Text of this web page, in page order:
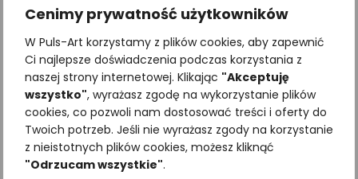
Cenimy prywatność użytkowników
W Puls-Art korzystamy z plików cookies, aby zapewnić
Ci najlepsze doświadczenia podczas korzystania z
naszej strony internetowej. Klikając "Akceptuję
wszystko", wyrażasz zgodę na wykorzystanie plików
cookies, co pozwoli nam dostosować treści i oferty do
Twoich potrzeb. Jeśli nie wyrażasz zgody na korzystanie
z nieistotnych plików cookies, możesz kliknąć
"Odrzucam wszystkie".
Najniższa cena z ostatnich 30
dni:65,00zł
SKU: